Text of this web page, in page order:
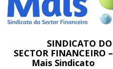
SINDICATO DO
SECTOR FINANCEIRO –
Mais Sindicato